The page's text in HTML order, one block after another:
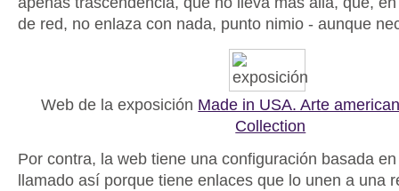
de red, no enlaza con nada, punto nimio - aunque
Web de la exposición Made in USA. Arte
Collection
Por contra, la web tiene una configuración basada
llamado así porque tiene enlaces que lo unen a una